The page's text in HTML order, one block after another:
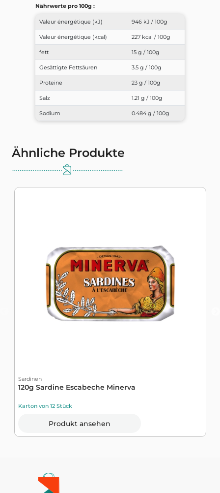
Nährwerte pro 100g :
Valeur énergétique (kJ) 946 kJ / 100g
Valeur énergétique (kcal) 227 kcal / 100g
fett 15 g / 100g
Gesättigte Fettsäuren 3.5 g / 100g
Proteine 23 g / 100g
Salz 1.21 g / 100g
Sodium 0.484 g / 100g
Ähnliche Produkte
Sardinen
120g Sardine Escabeche Minerva
Karton von 12 Stück
Produkt ansehen